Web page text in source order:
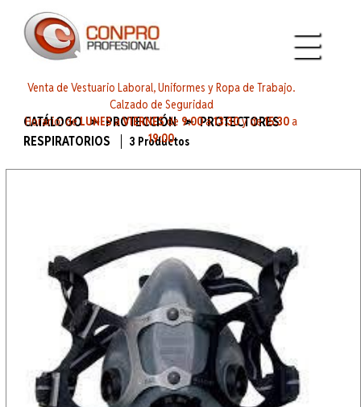
Venta de Vestuario Laboral, Uniformes y Ropa de Trabajo.
Calzado de Seguridad
Horario: deLUNESaVIERNESde 9:00a13:30y de15:30a
19:00
CATÁLOGO ➣ PROTECCIÓN ➣ PROTECTORES
RESPIRATORIOS
3 Productos